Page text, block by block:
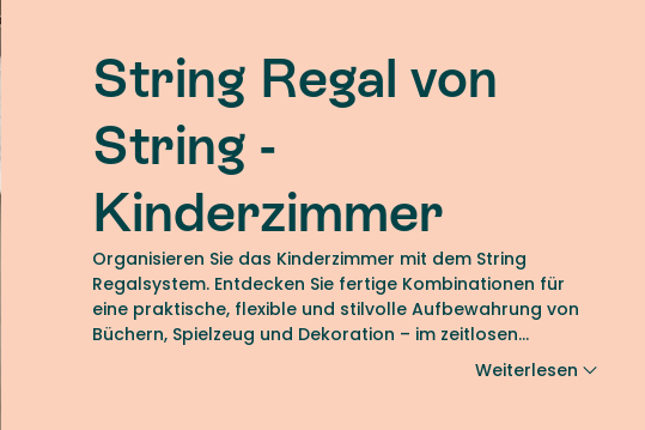
String Regal von
String -
Kinderzimmer
Organisieren Sie das Kinderzimmer mit dem String
Regalsystem. Entdecken Sie fertige Kombinationen für
eine praktische, flexible und stilvolle Aufbewahrung von
Büchern, Spielzeug und Dekoration – im zeitlosen
skandinavischen Design von String bei Nordic Room.
Weiterlesen